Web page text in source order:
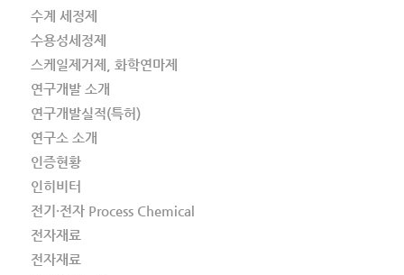
수계 세정제
수용성세정제
스케일제거제, 화학연마제
연구개발 소개
연구개발실적(특허)
연구소 소개
인증현황
인히비터
전기·전자 Process Chemical
전자재료
전자재료